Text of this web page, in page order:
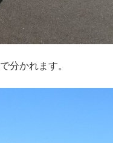
分かれます。